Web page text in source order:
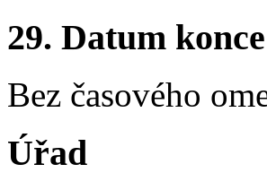
29. Datum
Bez časového
Úřad